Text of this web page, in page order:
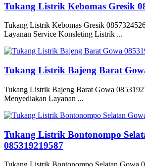
Tukang Listrik Kebomas Gresik
Tukang Listrik Kebomas Gresik
Layanan Service Konsleting Listrik ...
Tukang Listrik Bajeng Barat
Tukang Listrik Bajeng Barat Gowa
Menyediakan Layanan ...
Tukang Listrik Bontonompo
085319219587